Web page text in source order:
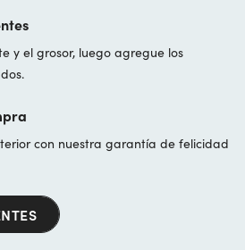
y el grosor, luego agregue los
con nuestra garantía de felicidad